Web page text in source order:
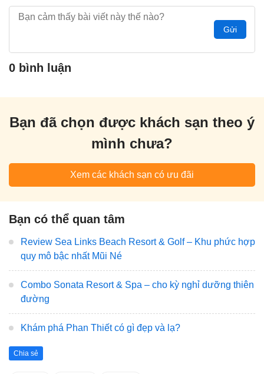
Gửi
0 bình luận
Bạn đã chọn được khách sạn theo ý
mình chưa?
Xem các khách sạn có ưu đãi
Bạn có thể quan tâm
Review Sea Links Beach Resort & Golf – Khu phức hợp
quy mô bậc nhất Mũi Né
Combo Sonata Resort & Spa – cho kỳ nghỉ dưỡng thiên
đường
Khám phá Phan Thiết có gì đẹp và lạ?
Chia sẻ